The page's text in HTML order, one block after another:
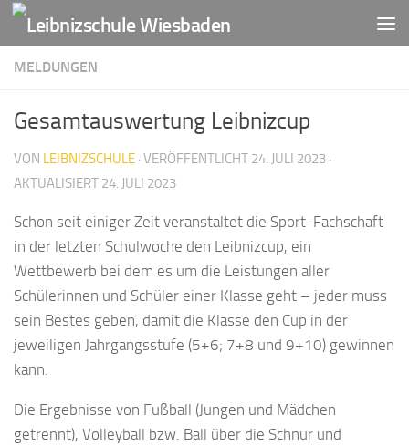
Zum Inhalt springen
MELDUNGEN
Gesamtauswertung Leibnizcup
VON LEIBNIZSCHULE · VERÖFFENTLICHT 24. JULI 2023 ·
AKTUALISIERT 24. JULI 2023
Schon seit einiger Zeit veranstaltet die Sport-Fachschaft
in der letzten Schulwoche den Leibnizcup, ein
Wettbewerb bei dem es um die Leistungen aller
Schülerinnen und Schüler einer Klasse geht – jeder muss
sein Bestes geben, damit die Klasse den Cup in der
jeweiligen Jahrgangsstufe (5+6; 7+8 und 9+10) gewinnen
kann.
Die Ergebnisse von Fußball (Jungen und Mädchen
getrennt), Volleyball bzw. Ball über die Schnur und